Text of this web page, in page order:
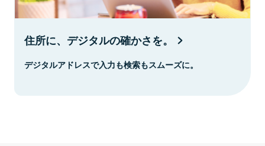
住所に、デジタルの確かさを。
デジタルアドレスで入力も検索もスムーズに。